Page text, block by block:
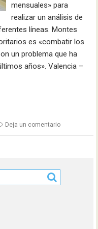
mensuales» para
realizar un análisis de
líneas. Montes
es «combatir los
un problema que ha
años». Valencia –
Deja un comentario